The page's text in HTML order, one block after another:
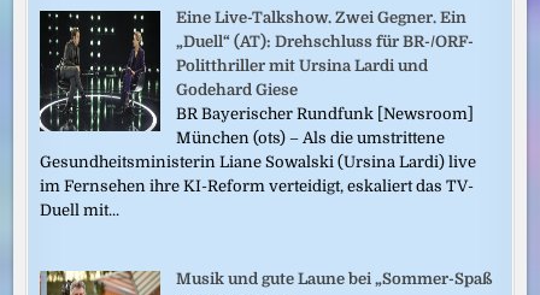
Eine Live-Talkshow. Zwei Gegner. Ein
„Duell“ (AT): Drehschluss für BR-/ORF-
Politthriller mit Ursina Lardi und
Godehard Giese
BR Bayerischer Rundfunk [Newsroom]
München (ots) – Als die umstrittene
Gesundheitsministerin Liane Sowalski (Ursina Lardi) live
im Fernsehen ihre KI-Reform verteidigt, eskaliert das TV-
Duell mit...
Musik und gute Laune bei „Sommer-Spaß